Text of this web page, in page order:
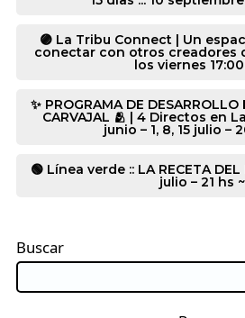
🟣 La Tribu Connect | Un
conectar con otros creadores
los viernes
✨ PROGRAMA DE
CARVAJAL 🫂 | 4 Directos en
junio – 1, 8, 15 julio –
🟢 Línea verde :: LA RECETA
julio – 21 hs ~
Buscar